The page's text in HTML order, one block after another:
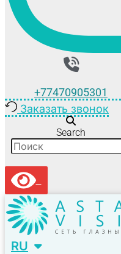
+77470905301
Заказать звонок
Search
RU